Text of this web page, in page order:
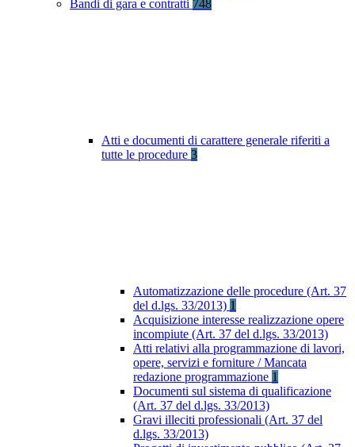
Bandi di gara e contratti 748
Atti e documenti di carattere generale riferiti a
tutte le procedure 3
Automatizzazione delle procedure (Art. 37
del d.lgs. 33/2013) 1
Acquisizione interesse realizzazione opere
incompiute (Art. 37 del d.lgs. 33/2013)
Atti relativi alla programmazione di lavori,
opere, servizi e forniture / Mancata
redazione programmazione 1
Documenti sul sistema di qualificazione
(Art. 37 del d.lgs. 33/2013)
Gravi illeciti professionali (Art. 37 del
d.lgs. 33/2013)